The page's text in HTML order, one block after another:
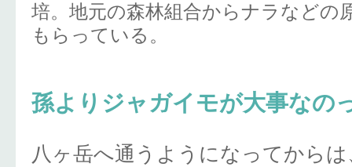
培。地元の森林組合からナラなどの
もらっている。
孫よりジャガイモが大事なの
八ヶ岳へ通うようになってから